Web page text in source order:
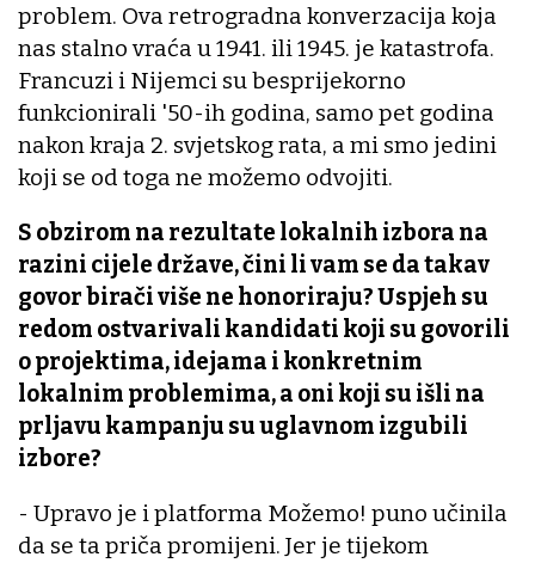
problem. Ova retrogradna konverzacija koja
nas stalno vraća u 1941. ili 1945. je katastrofa.
Francuzi i Nijemci su besprijekorno
funkcionirali '50-ih godina, samo pet godina
nakon kraja 2. svjetskog rata, a mi smo jedini
koji se od toga ne možemo odvojiti.
S obzirom na rezultate lokalnih izbora na
razini cijele države, čini li vam se da takav
govor birači više ne honoriraju? Uspjeh su
redom ostvarivali kandidati koji su govorili
o projektima, idejama i konkretnim
lokalnim problemima, a oni koji su išli na
prljavu kampanju su uglavnom izgubili
izbore?
- Upravo je i platforma Možemo! puno učinila
da se ta priča promijeni. Jer je tijekom